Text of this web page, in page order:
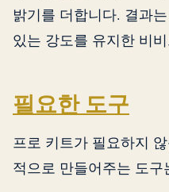
밝기를 더합니다. 결과
있는 강도를 유지한 비
필요한 도구
프로 키트가 필요하지
적으로 만들어주는 도